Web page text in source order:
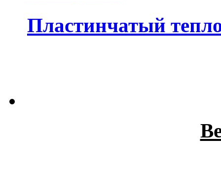
Пластинчатый